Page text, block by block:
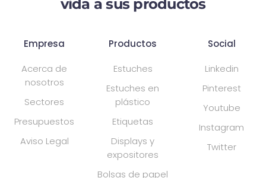
vida a sus productos
Empresa
Acerca de
nosotros
Sectores
Presupuestos
Aviso Legal
Productos
Estuches
Estuches en
plástico
Etiquetas
Displays y
expositores
Bolsas de papel
Social
Linkedin
Pinterest
Youtube
Instagram
Twitter